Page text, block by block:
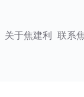
关于焦建利 联系